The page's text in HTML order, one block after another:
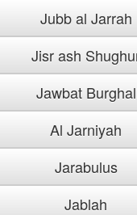
Jubb al Jarrah
Jisr ash
Jawbat Burghal
Al Jarniyah
Jarabulus
Jablah